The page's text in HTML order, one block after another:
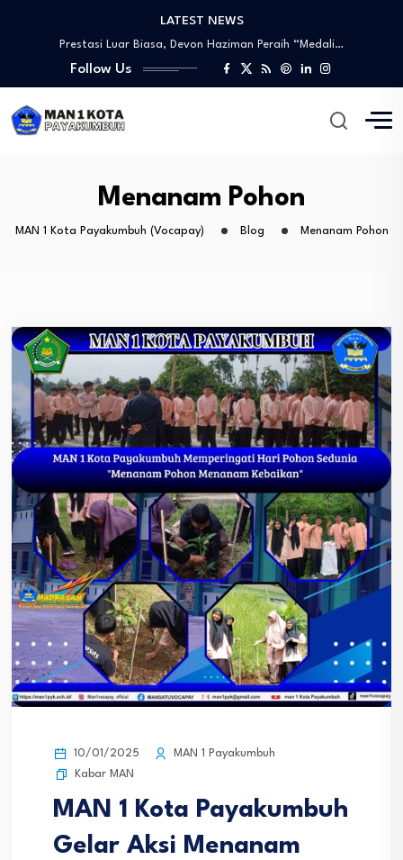
LATEST NEWS
Tinjauan Lapangan Pengelolaan Sampah
Prestasi Luar Biasa, Devon Haziman Peraih “Medali…
PEMBUKAAN SIDANG LPJ MPM/OSIM PERIODE 2024/2025
Sosialisasi Mitigasi Bencana dan Penandatanganan MoU
Wawww!!!! Prestasi yang Membanggakan, Artika Anggraini Peraih…
PEMBUKAAN SIDANG LPJ MPM/OSIM PERIODE 2024/2025
Sosialisasi Mitigasi Bencana dan Penandatanganan MoU
Follow Us
Menanam Pohon
MAN 1 Kota Payakumbuh (Vocapay) Blog Menanam Pohon
10/01/2025
MAN 1 Payakumbuh
Kabar MAN
MAN 1 Kota Payakumbuh
Gelar Aksi Menanam